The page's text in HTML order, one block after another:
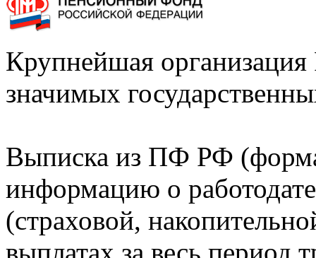
Крупнейшая
значимых
Выписка из ПФ РФ
информацию о
(страховой,
выплатах за весь период